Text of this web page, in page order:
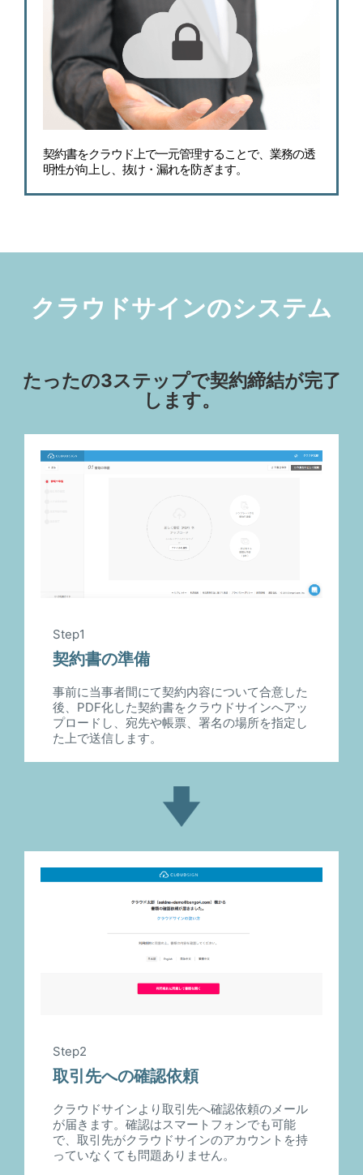
契約書をクラウド上で一元管理することで、業務の透
明性が向上し、抜け・漏れを防ぎます。
クラウドサインのシステム
たったの3ステップで契約締結が完了
します。
Step1
契約書の準備
事前に当事者間にて契約内容について合意した
後、PDF化した契約書をクラウドサインへアッ
プロードし、宛先や帳票、署名の場所を指定し
た上で送信します。
Step2
取引先への確認依頼
クラウドサインより取引先へ確認依頼のメール
が届きます。確認はスマートフォンでも可能
で、取引先がクラウドサインのアカウントを持
っていなくても問題ありません。